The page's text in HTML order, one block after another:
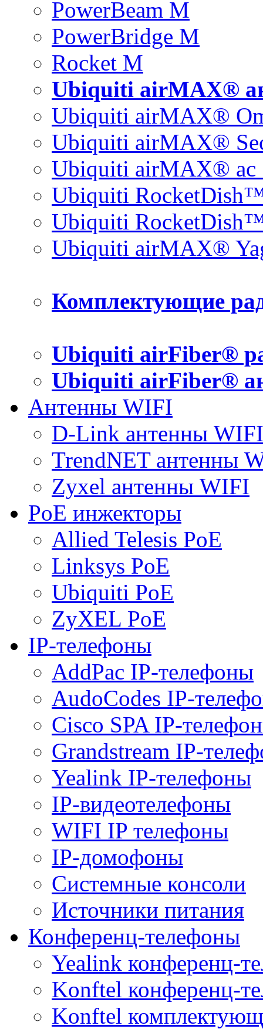
PowerBeam M
PowerBridge M
Rocket M
Ubiquiti airMAX®
Ubiquiti airMAX®
Ubiquiti airMAX®
Ubiquiti airMAX® ac
Ubiquiti
Ubiquiti
Ubiquiti airMAX®
Комплектующие
Ubiquiti airFiber®
Ubiquiti airFiber®
Антенны WIFI
D-Link антенны WIFI
TrendNET антенны
Zyxel антенны WIFI
PoE инжекторы
Allied Telesis PoE
Linksys PoE
Ubiquiti PoE
ZyXEL PoE
IP-телефоны
AddPac IP-телефоны
AudoCodes IP-
Cisco SPA IP-
Grandstream IP-
Yealink IP-телефоны
IP-видеотелефоны
WIFI IP телефоны
IP-домофоны
Системные консоли
Источники питания
Конференц-телефоны
Yealink конференц-
Konftel конференц-
Konftel